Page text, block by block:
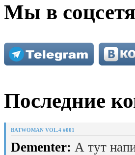
Мы в
Последние
BATWOMAN VOL.4 #001
Dementer: А тут